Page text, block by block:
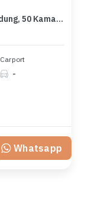
Hunian Mewah di Buah Batu, Bandung, 50 Kamar Tidur, LT 1200m²
Carport
-
Whatsapp